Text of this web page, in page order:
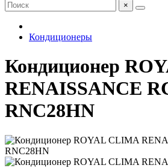
×
Кондиционеры
Кондиционер
RENAISSANCE
RNС28HN